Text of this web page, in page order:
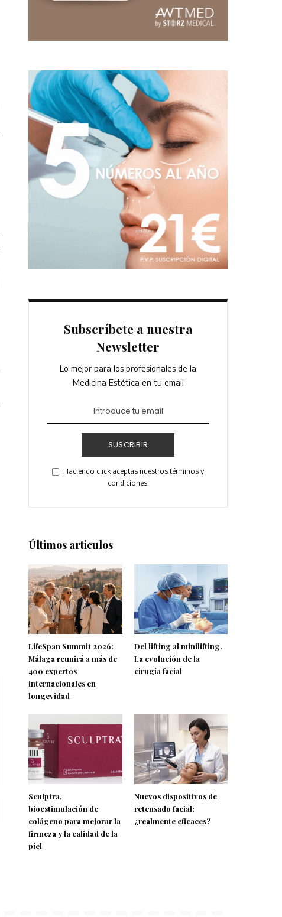
Subscríbete a nuestra
Newsletter
Lo mejor para los profesionales de la
Medicina Estética en tu email
SUSCRIBIR
Haciendo click aceptas nuestros términos y
condiciones.
Últimos articulos
LifeSpan Summit 2026:
Málaga reunirá a más de
400 expertos
internacionales en
longevidad
Del lifting al minilifting.
La evolución de la
cirugía facial
Sculptra,
bioestimulación de
colágeno para mejorar la
firmeza y la calidad de la
piel
Nuevos dispositivos de
retensado facial:
¿realmente eficaces?